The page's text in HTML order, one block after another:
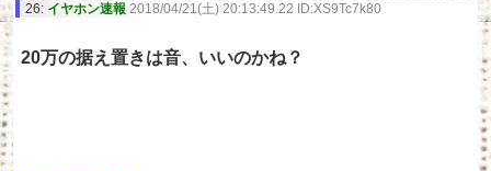
26: イヤホン速報 2018/04/21(土) 20:13:49.22 ID:XS9Tc7k80
20万の据え置きは音、いいのかね？